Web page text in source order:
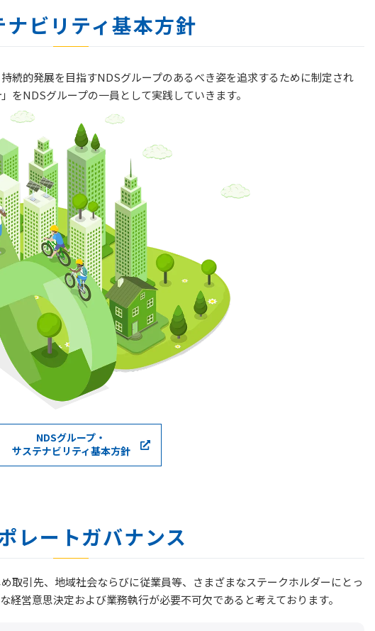
ナビリティ基本方針
続的発展を目指すNDSグループのあるべき姿を追求するために制定され
をNDSグループの一員として実践していきます。
NDSグループ・
サステナビリティ基本方針
レートガバナンス
取引先、地域社会ならびに従業員等、さまざまなステークホルダーにとっ
経営意思決定および業務執行が必要不可欠であると考えております。